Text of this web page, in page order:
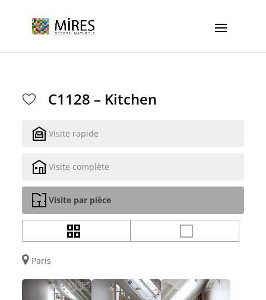
C1128 – Kitchen
Visite rapide
Visite complète
Visite par pièce
Paris